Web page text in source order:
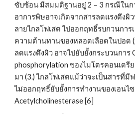
ซับซ้อน มีสมมติฐานอยู่ 2 – 3 กรณีในก
อาการพิษอาจเกิดจากสารลดแรงตึงผิ
ลายไกลโฟเสต ไปออกฤทธิ์รบกวนการ
ความต้านทานของหลอดเลือดในปอด
ลดแรงตึงผิว อาจไปยับยั้งกระบวนการ
phosphorylation ของไมโตรคอนเดรี
มา (3.) ไกลโฟเสตแม้ว่าจะเป็นสารที่มี
ไม่ออกฤทธิ์ยับยั้งการทำงานของเอนไ
Acetylcholinesterase [6]